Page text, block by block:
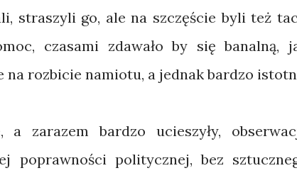
straszyli go, ale na szczęście byli też
czasami zdawało by się banalną,
rozbicie namiotu, a jednak bardzo
zarazem bardzo ucieszyły,
poprawności politycznej, bez